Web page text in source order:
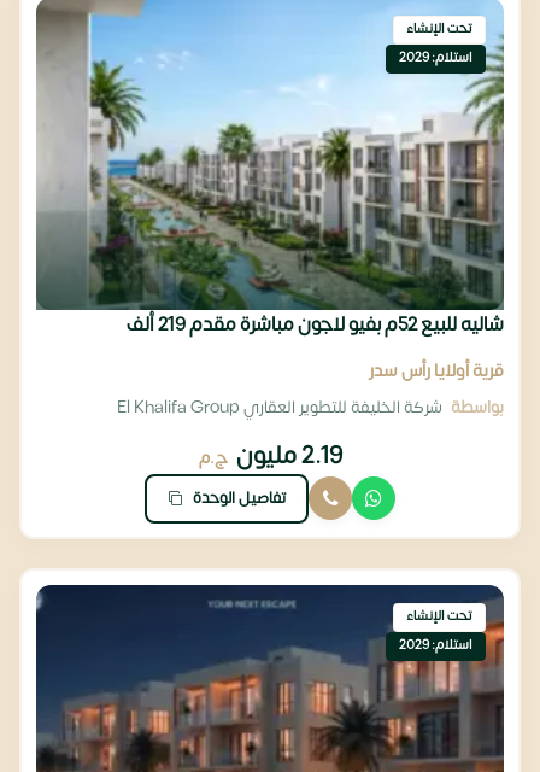
تحت الإنشاء
استلام: 2029
شاليه للبيع 52م بفيو لاجون مباشرة مقدم 219 ألف
قرية أولايا رأس سدر
بواسطة شركة الخليفة للتطوير العقاري El Khalifa Group
2.19 مليون ج.م
تفاصيل الوحدة
تحت الإنشاء
استلام: 2029